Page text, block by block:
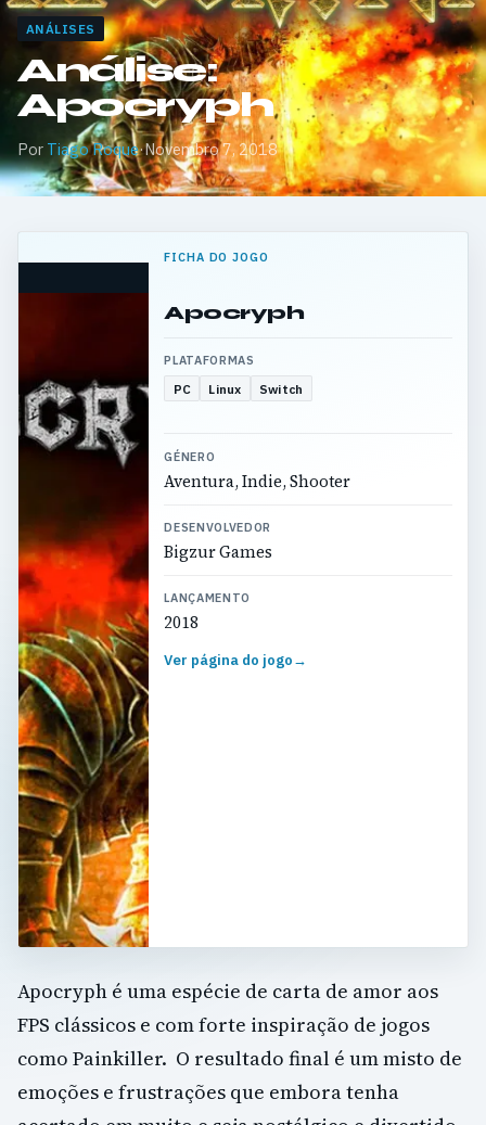
ANÁLISES
Análise:
Apocryph
Por Tiago Roque·Novembro 7, 2018
FICHA DO JOGO
Apocryph
PLATAFORMAS
PC Linux Switch
GÉNERO
Aventura, Indie, Shooter
DESENVOLVEDOR
Bigzur Games
LANÇAMENTO
2018
Ver página do jogo→
Apocryph é uma espécie de carta de amor aos
FPS clássicos e com forte inspiração de jogos
como Painkiller. O resultado final é um misto de
emoções e frustrações que embora tenha